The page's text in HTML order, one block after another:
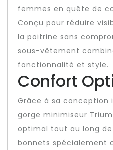
femmes en quête de
Conçu pour réduire
la poitrine sans
sous-vêtement
fonctionnalité et style.
Confort
Grâce à sa conception
gorge minimiseur
optimal tout au long de
bonnets spécialement